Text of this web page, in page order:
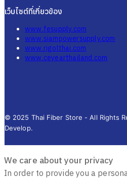
เว็บไซต์ที่เกี่ยวข้อง
www.fesupply.com
www.siampowersupply.com
www.rigolthai.com
www.ceyearthailand.com
© 2025 Thai Fiber Store - All Rights
Develop.
We care about your privacy
In order to provide you a